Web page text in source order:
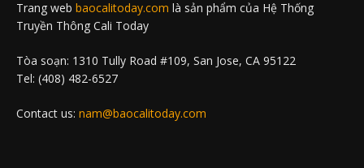
Trang web baocalitoday.com là sản phẩm của Hệ Thống
Truyền Thông Cali Today
Tòa soạn: 1310 Tully Road #109, San Jose, CA 95122
Tel: (408) 482-6527
Contact us: nam@baocalitoday.com